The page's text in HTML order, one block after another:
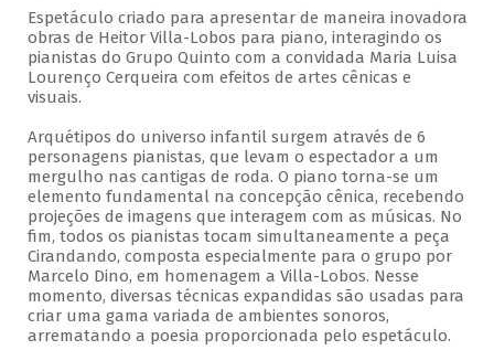
Espetáculo criado para apresentar de maneira inovadora
obras de Heitor Villa-Lobos para piano, interagindo os
pianistas do Grupo Quinto com a convidada Maria Luisa
Lourenço Cerqueira com efeitos de artes cênicas e
visuais.
Arquétipos do universo infantil surgem através de 6
personagens pianistas, que levam o espectador a um
mergulho nas cantigas de roda. O piano torna-se um
elemento fundamental na concepção cênica, recebendo
projeções de imagens que interagem com as músicas. No
fim, todos os pianistas tocam simultaneamente a peça
Cirandando, composta especialmente para o grupo por
Marcelo Dino, em homenagem a Villa-Lobos. Nesse
momento, diversas técnicas expandidas são usadas para
criar uma gama variada de ambientes sonoros,
arrematando a poesia proporcionada pelo espetáculo.